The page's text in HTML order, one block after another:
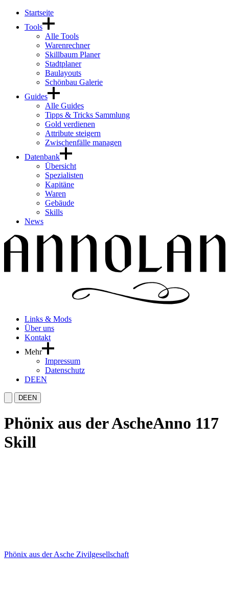
Startseite
Tools
Alle Tools
Warenrechner
Skillbaum Planer
Stadtplaner
Baulayouts
Schönbau Galerie
Guides
Alle Guides
Tipps & Tricks Sammlung
Gold verdienen
Attribute steigern
Zwischenfälle managen
Datenbank
Übersicht
Spezialisten
Kapitäne
Waren
Gebäude
Skills
News
Links & Mods
Über uns
Kontakt
Mehr
Impressum
Datenschutz
DEEN
DEEN
Phönix aus der AscheAnno 117
Skill
Phönix aus der Asche Zivilgesellschaft